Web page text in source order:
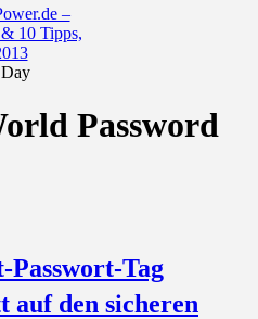
Password
Passwort-Tag
auf den sicheren